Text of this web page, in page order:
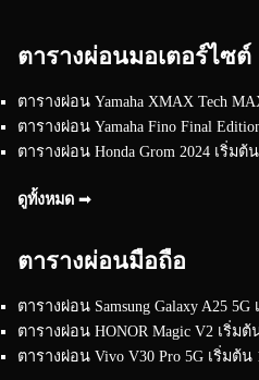
ตารางผ่อนมอเตอร์ไซต์
ตารางผ่อน Yamaha XMAX Tech
ตารางผ่อน Yamaha Fino Final
ตารางผ่อน Honda Grom 2024 เริ่มต้
ดูทั้งหมด ➟
ตารางผ่อนมือถือ
ตารางผ่อน Samsung Galaxy A25
ตารางผ่อน HONOR Magic V2 เริ่มต้
ตารางผ่อน Vivo V30 Pro 5G เริ่มต้น